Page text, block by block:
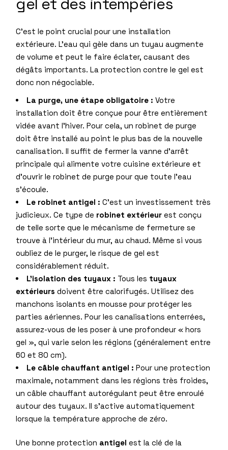
C’est le point crucial pour une installation
extérieure. L’eau qui gèle dans un tuyau augmente
de volume et peut le faire éclater, causant des
dégâts importants. La protection contre le gel est
donc non négociable.
La purge, une étape obligatoire : Votre
installation doit être conçue pour être entièrement
vidée avant l’hiver. Pour cela, un robinet de purge
doit être installé au point le plus bas de la nouvelle
canalisation. Il suffit de fermer la vanne d’arrêt
principale qui alimente votre cuisine extérieure et
d’ouvrir le robinet de purge pour que toute l’eau
s’écoule.
Le robinet antigel : C’est un investissement très
judicieux. Ce type de robinet extérieur est conçu
de telle sorte que le mécanisme de fermeture se
trouve à l’intérieur du mur, au chaud. Même si vous
oubliez de le purger, le risque de gel est
considérablement réduit.
L’isolation des tuyaux : Tous les tuyaux
extérieurs doivent être calorifugés. Utilisez des
manchons isolants en mousse pour protéger les
parties aériennes. Pour les canalisations enterrées,
assurez-vous de les poser à une profondeur « hors
gel », qui varie selon les régions (généralement entre
60 et 80 cm).
Le câble chauffant antigel : Pour une protection
maximale, notamment dans les régions très froides,
un câble chauffant autorégulant peut être enroulé
autour des tuyaux. Il s’active automatiquement
lorsque la température approche de zéro.
Une bonne protection antigel est la clé de la